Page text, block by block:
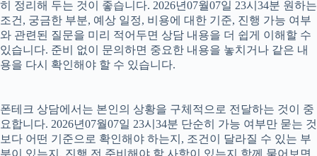
히 정리해 두는 것이 좋습니다. 2026년07월07일 23시34분 원하는
조건, 궁금한 부분, 예상 일정, 비용에 대한 기준, 진행 가능 여부
와 관련된 질문을 미리 적어두면 상담 내용을 더 쉽게 이해할 수
있습니다. 준비 없이 문의하면 중요한 내용을 놓치거나 같은 내
용을 다시 확인해야 할 수 있습니다.
폰테크 상담에서는 본인의 상황을 구체적으로 전달하는 것이 중
요합니다. 2026년07월07일 23시34분 단순히 가능 여부만 묻는 것
보다 어떤 기준으로 확인해야 하는지, 조건이 달라질 수 있는 부